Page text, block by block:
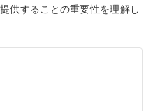
供することの重要性を理解し